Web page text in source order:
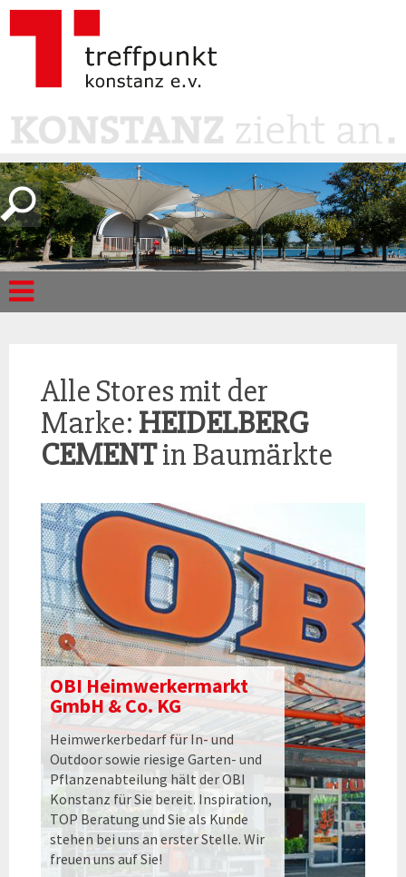
Alle Stores mit der
Marke: HEIDELBERG
CEMENTin Baumärkte
OBI Heimwerkermarkt
GmbH & Co. KG
Heimwerkerbedarf für In- und
Outdoor sowie riesige Garten- und
Pflanzenabteilung hält der OBI
Konstanz für Sie bereit. Inspiration,
TOP Beratung und Sie als Kunde
stehen bei uns an erster Stelle. Wir
freuen uns auf Sie!